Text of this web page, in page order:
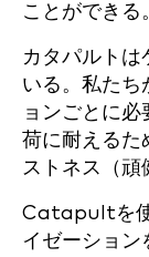
ことができる
カタパルトは
いる。私たち
ョンごとに
荷に耐えるた
ストネス（頑
Catapultを使
イゼーション